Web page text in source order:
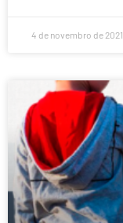
4 de novembro de 2021